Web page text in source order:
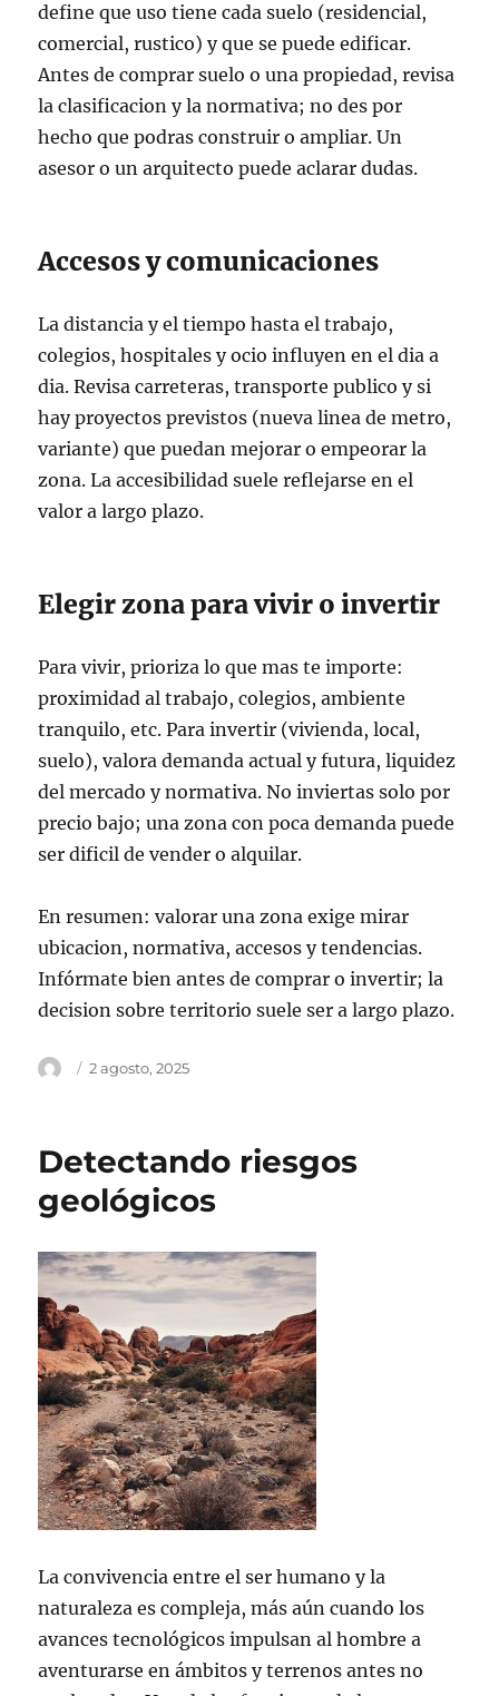
define que uso tiene cada suelo (residencial,
comercial, rustico) y que se puede edificar.
Antes de comprar suelo o una propiedad, revisa
la clasificacion y la normativa; no des por
hecho que podras construir o ampliar. Un
asesor o un arquitecto puede aclarar dudas.
Accesos y comunicaciones
La distancia y el tiempo hasta el trabajo,
colegios, hospitales y ocio influyen en el dia a
dia. Revisa carreteras, transporte publico y si
hay proyectos previstos (nueva linea de metro,
variante) que puedan mejorar o empeorar la
zona. La accesibilidad suele reflejarse en el
valor a largo plazo.
Elegir zona para vivir o invertir
Para vivir, prioriza lo que mas te importe:
proximidad al trabajo, colegios, ambiente
tranquilo, etc. Para invertir (vivienda, local,
suelo), valora demanda actual y futura, liquidez
del mercado y normativa. No inviertas solo por
precio bajo; una zona con poca demanda puede
ser dificil de vender o alquilar.
En resumen: valorar una zona exige mirar
ubicacion, normativa, accesos y tendencias.
Infórmate bien antes de comprar o invertir; la
decision sobre territorio suele ser a largo plazo.
Autor
Publicado
2 agosto, 2025
Detectando riesgos
geológicos
La convivencia entre el ser humano y la
naturaleza es compleja, más aún cuando los
avances tecnológicos impulsan al hombre a
aventurarse en ámbitos y terrenos antes no